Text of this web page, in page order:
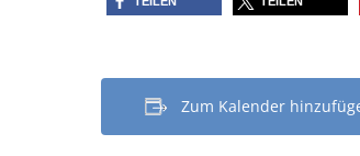
Zum Kalender